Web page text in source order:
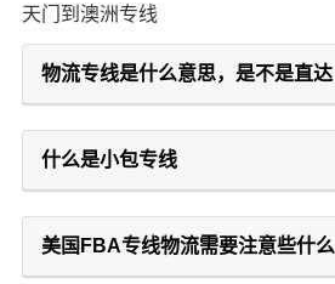
天门到澳洲专线
物流专线是什么意思，是不是直达
什么是小包专线
美国FBA专线物流需要注意些什么